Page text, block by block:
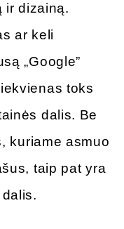
ir dizainą.
ar keli
„Google”
toks
dalis. Be
kuriame asmuo
taip pat yra